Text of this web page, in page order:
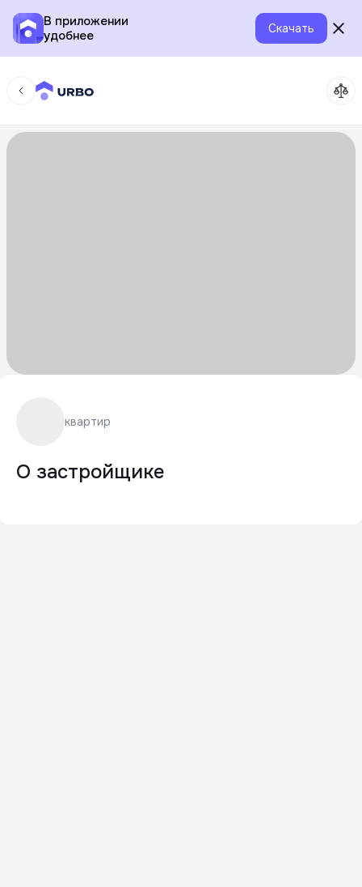
В приложении
удобнее
Скачать
квартир
О застройщике